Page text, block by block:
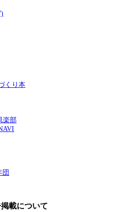
くり本
楽部
団
載について